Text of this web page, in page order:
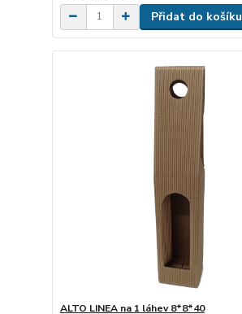
Přidat do košíku
ALTO LINEA na 1 láhev 8*8*40